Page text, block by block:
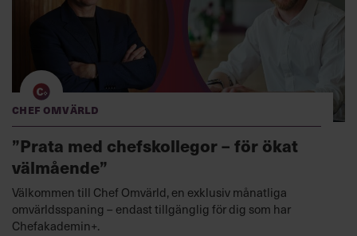
Chef Omvärld
”Prata med chefskollegor – för ökat
välmående”
Välkommen till Chef Omvärld, en exklusiv månatliga
omvärldsspaning – endast tillgänglig för dig som har
Chefakademin+.